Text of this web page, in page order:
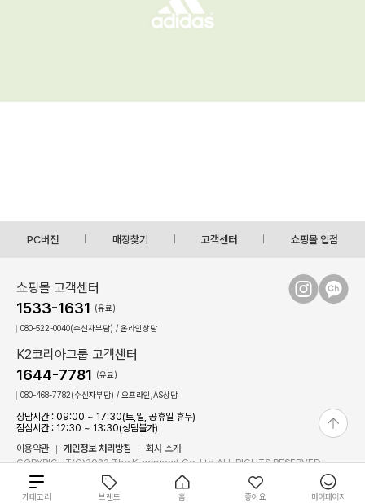
PC버전 매장찾기 고객센터 쇼핑몰 입점
쇼핑몰 고객센터
1533-1631 (유료)
080-522-0040(수신자부담) / 온라인상담
K2코리아그룹 고객센터
1644-7781 (유료)
080-468-7782(수신자부담) / 오프라인,AS상담
상담시간 : 09:00 ~ 17:30(토,일, 공휴일 휴무)
점심시간 : 12:30 ~ 13:30(상담불가)
이용약관
개인정보 처리방침
회사 소개
COPYRIGHT(C)2022 The K-connect Co.,Ltd ALL RIGHTS RESERVED.
K.VILLAGE에서 판매되는 일부 상품은 입점한 개별 판매자가 판매하며, K.VILLAGE는 해
당 상품의 통신판매중개자로서 거래에 대한 책임을 지지 않습니다.
카테고리 브랜드 홈 좋아요 마이페이지